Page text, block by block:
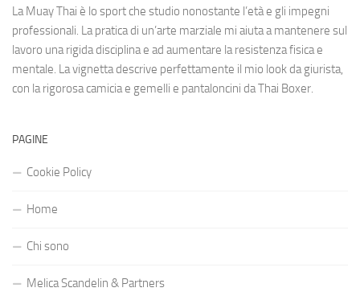
La Muay Thai è lo sport che studio nonostante l’età e gli impegni
professionali. La pratica di un’arte marziale mi aiuta a mantenere sul
lavoro una rigida disciplina e ad aumentare la resistenza fisica e
mentale. La vignetta descrive perfettamente il mio look da giurista,
con la rigorosa camicia e gemelli e pantaloncini da Thai Boxer.
PAGINE
Cookie Policy
Home
Chi sono
Melica Scandelin & Partners